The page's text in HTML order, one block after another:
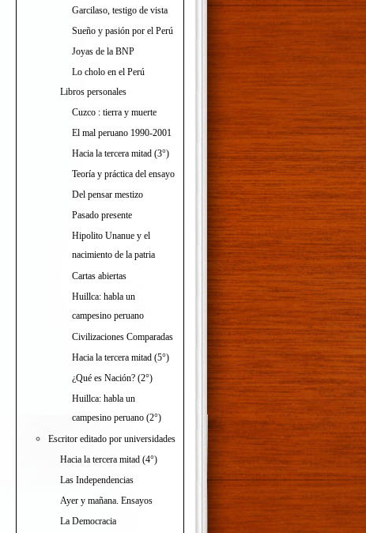
Garcilaso, testigo de vista
Sueño y pasión por el Perú
Joyas de la BNP
Lo cholo en el Perú
Libros personales
Cuzco : tierra y muerte
El mal peruano 1990-2001
Hacia la tercera mitad (3°)
Teoría y práctica del ensayo
Del pensar mestizo
Pasado presente
Hipolito Unanue y el
nacimiento de la patria
Cartas abiertas
Huillca: habla un
campesino peruano
Civilizaciones Comparadas
Hacia la tercera mitad (5°)
¿Qué es Nación? (2°)
Huillca: habla un
campesino peruano (2°)
Escritor editado por universidades
Hacia la tercera mitad (4°)
Las Independencias
Ayer y mañana. Ensayos
La Democracia